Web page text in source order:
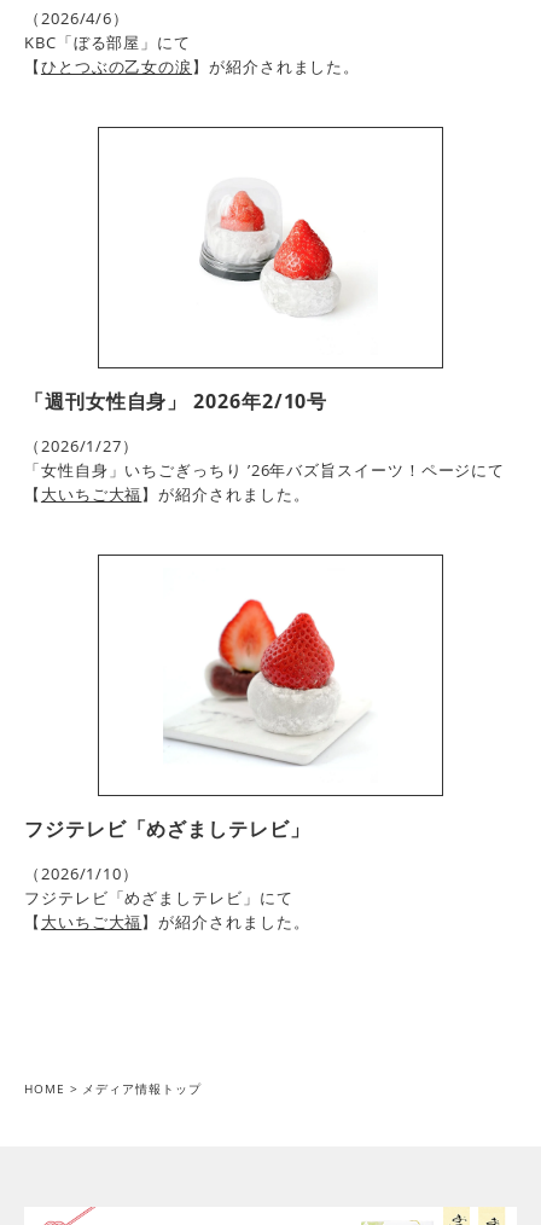
（2026/4/6）
KBC「ぼる部屋」にて
【ひとつぶの乙女の涙】が紹介されました。
「週刊女性自身」 2026年2/10号
（2026/1/27）
「女性自身」いちごぎっちり ’26年バズ旨スイーツ！ページにて
【大いちご大福】が紹介されました。
フジテレビ「めざましテレビ」
（2026/1/10）
フジテレビ「めざましテレビ」にて
【大いちご大福】が紹介されました。
HOME メディア情報トップ